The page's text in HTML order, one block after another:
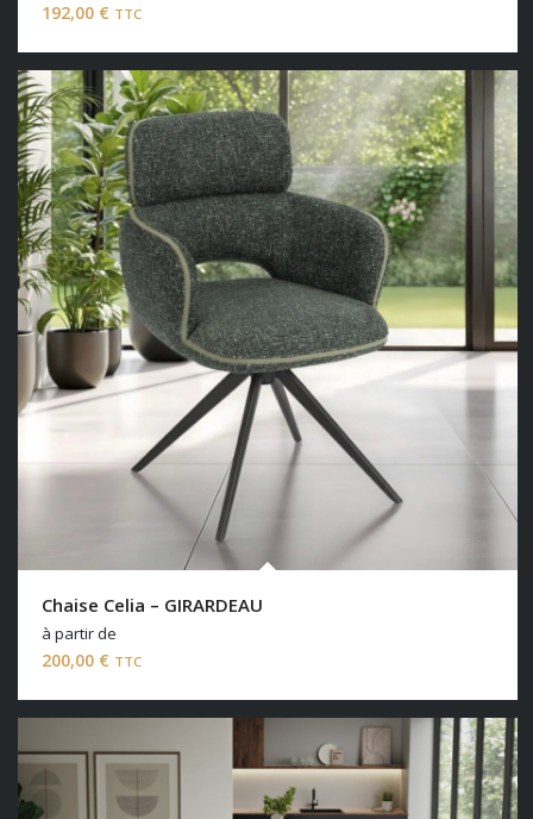
192,00 € TTC
Chaise Celia – GIRARDEAU
à partir de
200,00 € TTC